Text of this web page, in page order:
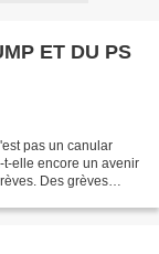
ET DU PS
pas un canular
elle encore un avenir
Des grèves